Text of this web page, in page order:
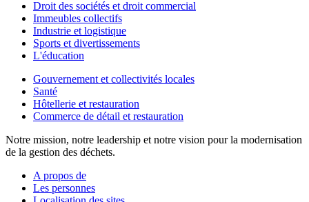
Droit des sociétés et droit commercial
Immeubles collectifs
Industrie et logistique
Sports et divertissements
L'éducation
Gouvernement et collectivités locales
Santé
Hôtellerie et restauration
Commerce de détail et restauration
Notre mission, notre leadership et notre vision pour la modernisation
de la gestion des déchets.
A propos de
Les personnes